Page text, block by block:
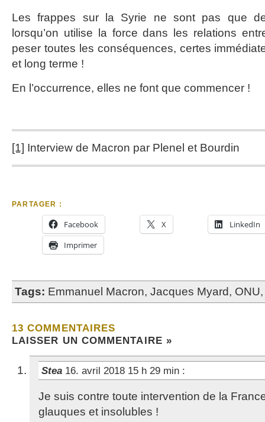
Les frappes sur la Syrie ne sont pas que
lorsqu’on utilise la force dans les relations
peser toutes les conséquences, certes
et long terme !
En l’occurrence, elles ne font que commencer !
[1] Interview de Macron par Plenel et Bourdin
PARTAGER :
Facebook X
LinkedIn
Imprimer
Tags: Emmanuel Macron, Jacques Myard, ONU
13 COMMENTAIRES
LAISSER UN COMMENTAIRE »
Stea 16. avril 2018 15 h 29 min :
Je suis contre toute intervention de la
glauques et insolubles !